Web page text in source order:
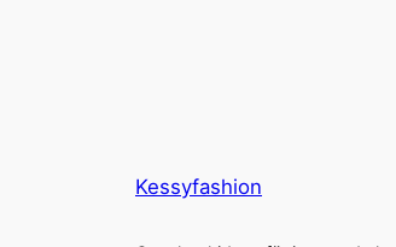
Kessyfashion